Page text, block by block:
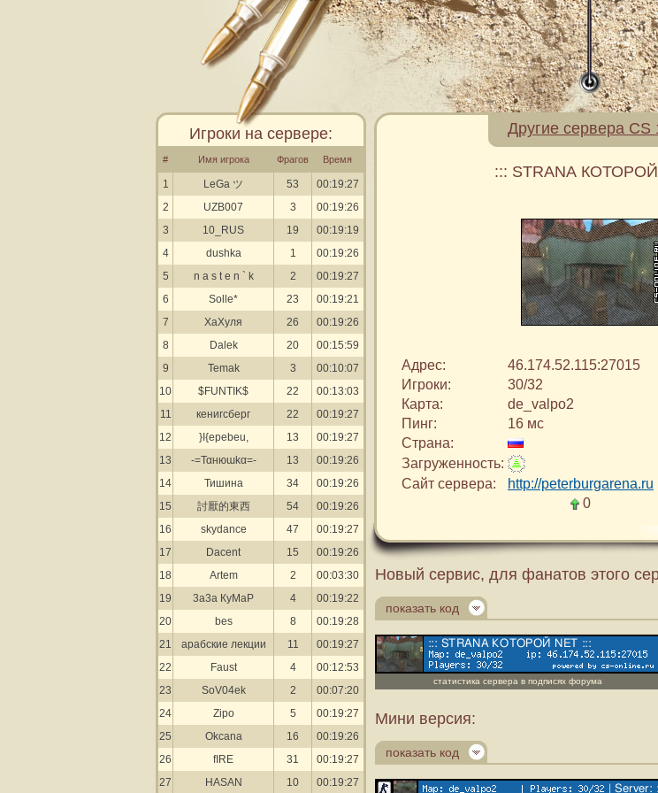
Игроки на сервере:
# Имя игрока Фрагов Время
1 LeGa ツ 53
00:19:27
2
UZB007 3
00:19:26
3
10_RUS 19
00:19:19
4
dushka 1
00:19:26
5
n a s t e n ` k 2
00:19:27
6
Solle* 23
00:19:21
7
ХаХуля 26
00:19:26
8
Dalek 20
00:15:59
9
Temak 3
00:10:07
10
$FUNTIK$ 22
00:13:03
11
кенигсберг 22
00:19:27
12
}I{epebeu, 13
00:19:27
13
-=Ταʜюɯkα=- 13
00:19:26
14
Тишина 34
00:19:26
15
討厭的東西 54
00:19:26
16
skydance 47
00:19:27
17
Dacent 15
00:19:26
18
Artem 2
00:03:30
19
3а3а КуМаР 4
00:19:22
20
bes 8
00:19:28
21
арабские лекции 11
00:19:27
22
Faust 4
00:12:53
23
SoV04ek 2
00:07:20
24
Zipo 5
00:19:27
25
Okcana 16
00:19:26
26
fIRE 31
00:19:27
27
HASAN 10 00:19:27
Другие сервера CS
::: STRАNА КOТОРОЙ
Адрес:
46.174.52.115:27015
Игроки:
30/32
Карта:
de_valpo2
Пинг:
16 мс
Страна:
Загруженность:
Сайт сервера:
http://peterburgarena.ru
0
Новый сервис, для фанатов этого
показать код
статистика сервера в подписях форума
Мини версия:
показать код